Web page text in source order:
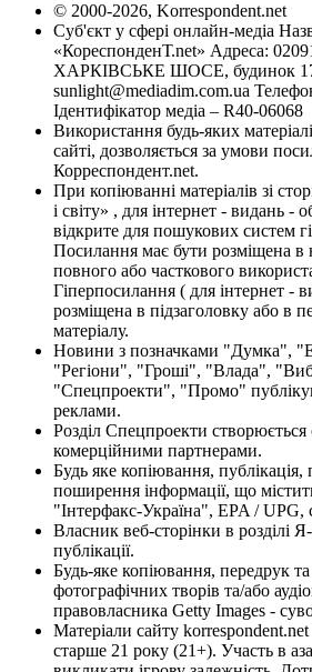
© 2000-2026, Korrespondent.net
Суб'єкт у сфері онлайн-медіа
«КореспонденТ.net» Адреса:
ХАРКІВСЬКЕ ШОСЕ, будинок
sunlight@mediadim.com.ua
Ідентифікатор медіа – R40-06068
Використання будь-яких
сайті, дозволяється за умови
Корреспондент.net.
При копіюванні матеріалів зі
і світу» , для інтернет - видань -
відкрите для пошукових систем
Посилання має бути розміщена в
повного або часткового
Гіперпосилання ( для інтернет -
розміщена в підзаголовку або в
матеріалу.
Новини з позначками "Думка",
"Регіони", "Гроші", "Влада",
"Спецпроекти", "Промо"
реклами.
Розділ Спецпроекти створюється
комерційними партнерами.
Будь яке копіювання,
поширення інформації, що
"Інтерфакс-Україна", EPA / UPG,
Власник веб-сторінки в розділі
публікації.
Будь-яке копіювання, передрук
фотографічних творів та/або
правовласника Getty Images -
Матеріали сайту korrespondent.net
старше 21 року (21+). Участь в